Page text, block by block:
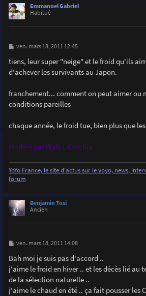
Emmanuel Gabriel
Habitué
M
s
s
a
ven. mars 18, 2011 12:45
tiens, leur super "neige" et le froid qu'ils
d'achever les survivants au Japon.
franchement... comment on peut aimer ou
conditions pareilles
chaque année, le froid tue, bien plus que
Modéré par Walt L-Ceschia
YoYo France, le site d'actus sur le yoyo, news,
forum
Benjamin Tosi
Ancien
M
s
s
a
e
ven. mars 18, 2011 14:08
Bah moi je suis pas d'accord ..
j'aime le froid en hiver .. et les décès lié au
de la sélection naturelle ..
j'aime le chaud en été .. ça fait pousser les